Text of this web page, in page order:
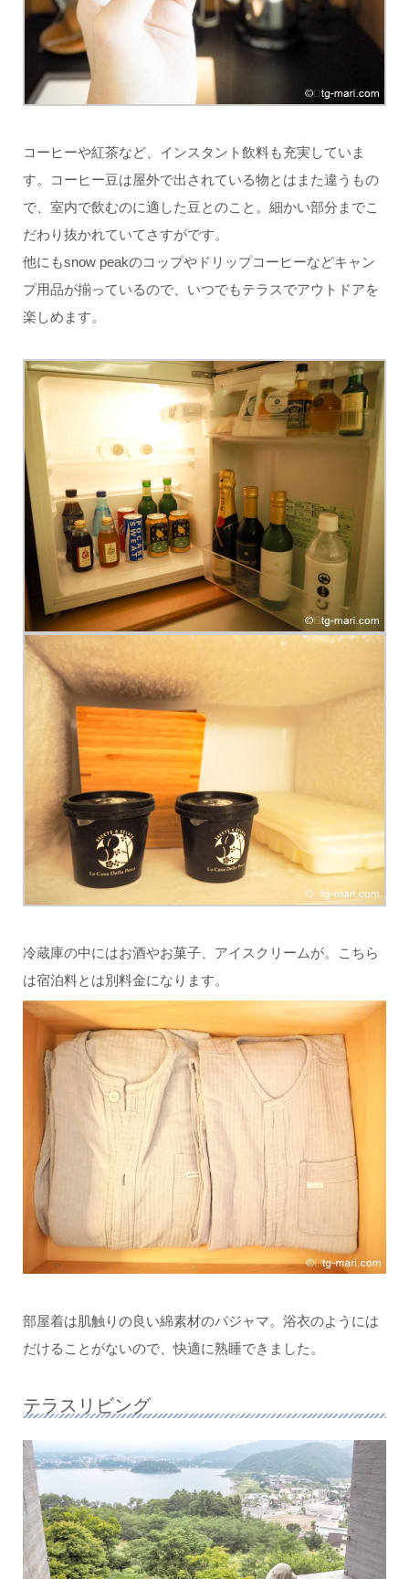
コーヒーや紅茶など、インスタント飲料も充実していま
す。コーヒー豆は屋外で出されている物とはまた違うもの
で、室内で飲むのに適した豆とのこと。細かい部分までこ
だわり抜かれていてさすがです。
他にもsnow peakのコップやドリップコーヒーなどキャン
プ用品が揃っているので、いつでもテラスでアウトドアを
楽しめます。
冷蔵庫の中にはお酒やお菓子、アイスクリームが。こちら
は宿泊料とは別料金になります。
部屋着は肌触りの良い綿素材のパジャマ。浴衣のようには
だけることがないので、快適に熟睡できました。
テラスリビング